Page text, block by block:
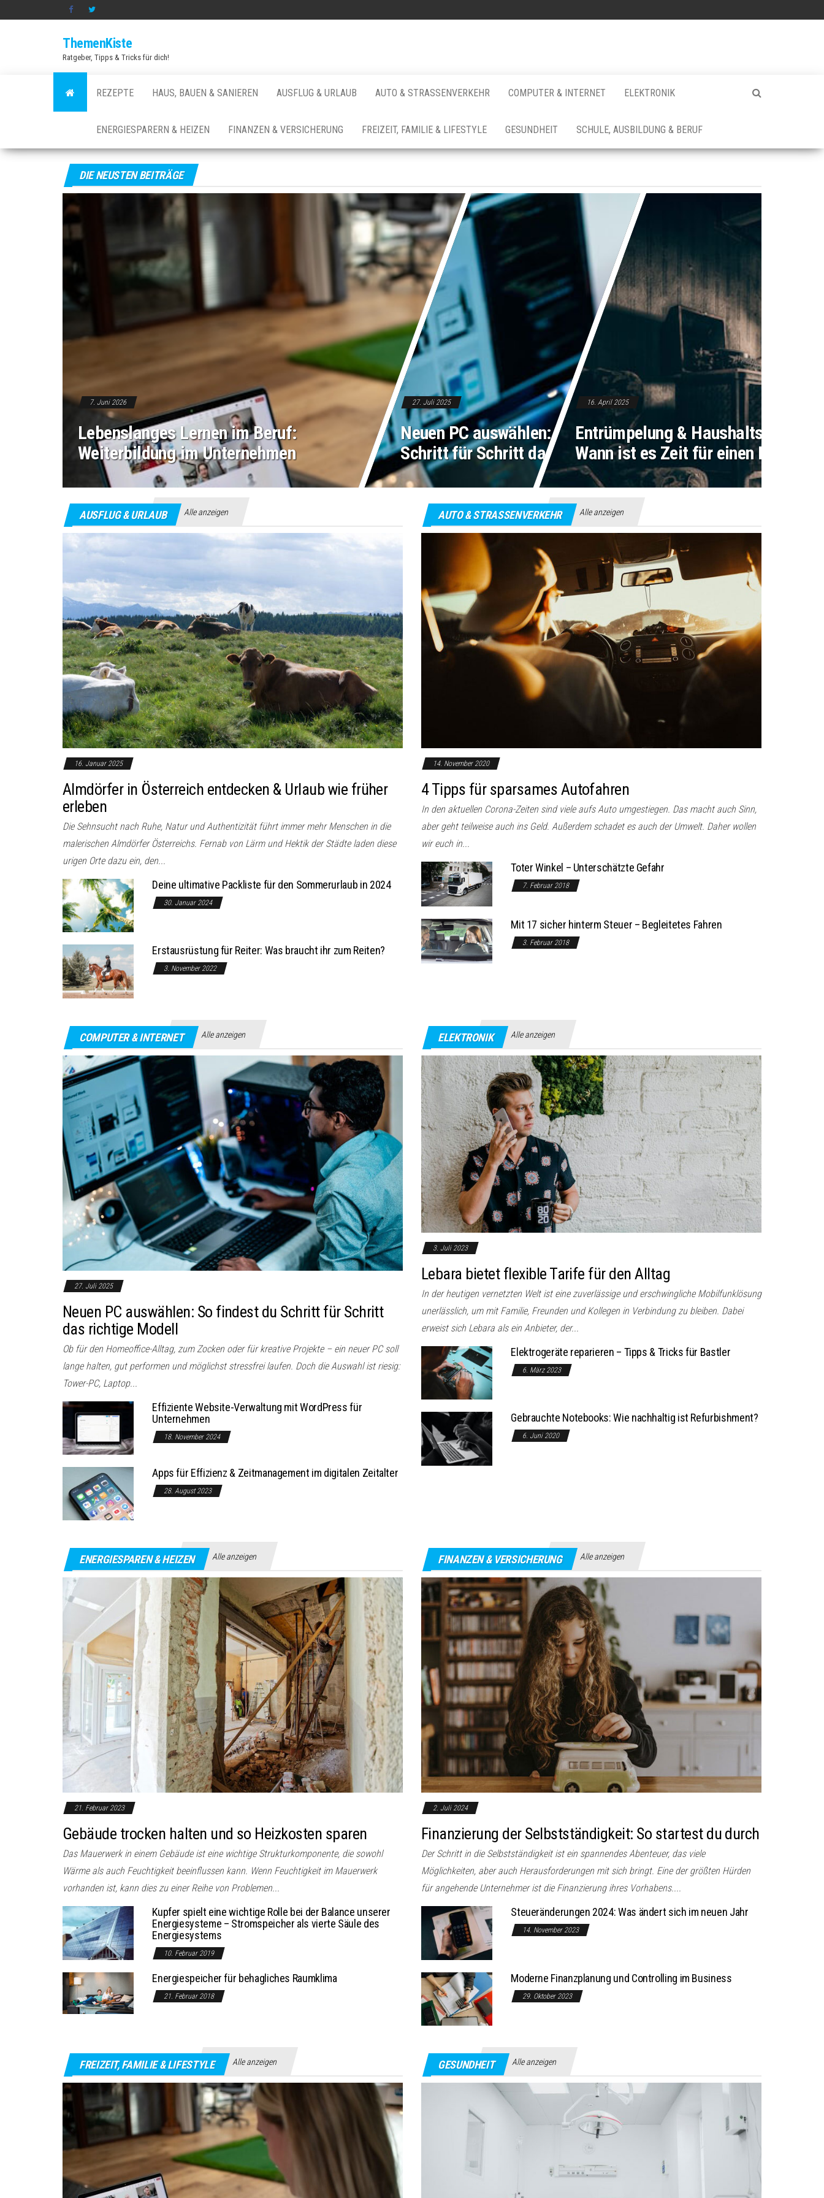
ThemenKiste
Ratgeber, Tipps & Tricks für dich!
REZEPTE HAUS, BAUEN & SANIEREN AUSFLUG & URLAUB AUTO & STRASSENVERKEHR COMPUTER & INTERNET ELEKTRONIK
ENERGIESPARERN & HEIZEN FINANZEN & VERSICHERUNG FREIZEIT, FAMILIE & LIFESTYLE GESUNDHEIT SCHULE, AUSBILDUNG & BERUF
DIE NEUSTEN BEITRÄGE
7. Juni 2026
Lebenslanges Lernen im Beruf:
Weiterbildung im Unternehmen
27. Juli 2025
Neuen PC auswählen: So findest du
Schritt für Schritt das richtige Modell
16. April 2025
Entrümpelung &
Wann ist es Zeit für einen
AUSFLUG & URLAUB Alle anzeigen
16. Januar 2025
Almdörfer in Österreich entdecken & Urlaub wie früher
erleben
Die Sehnsucht nach Ruhe, Natur und Authentizität führt immer mehr Menschen in die
malerischen Almdörfer Österreichs. Fernab von Lärm und Hektik der Städte laden diese
urigen Orte dazu ein, den...
Deine ultimative Packliste für den Sommerurlaub in 2024
30. Januar 2024
Erstausrüstung für Reiter: Was braucht ihr zum Reiten?
3. November 2022
AUTO & STRASSENVERKEHR Alle anzeigen
14. November 2020
4 Tipps für sparsames Autofahren
In den aktuellen Corona-Zeiten sind viele aufs Auto umgestiegen. Das macht auch Sinn,
aber geht teilweise auch ins Geld. Außerdem schadet es auch der Umwelt. Daher wollen
wir euch in...
Toter Winkel – Unterschätzte Gefahr
7. Februar 2018
Mit 17 sicher hinterm Steuer – Begleitetes Fahren
3. Februar 2018
COMPUTER & INTERNET Alle anzeigen
27. Juli 2025
Neuen PC auswählen: So findest du Schritt für Schritt
das richtige Modell
Ob für den Homeoffice-Alltag, zum Zocken oder für kreative Projekte – ein neuer PC soll
lange halten, gut performen und möglichst stressfrei laufen. Doch die Auswahl ist riesig:
Tower-PC, Laptop...
Effiziente Website-Verwaltung mit WordPress für
Unternehmen
18. November 2024
Apps für Effizienz & Zeitmanagement im digitalen Zeitalter
28. August 2023
ELEKTRONIK Alle anzeigen
3. Juli 2023
Lebara bietet flexible Tarife für den Alltag
In der heutigen vernetzten Welt ist eine zuverlässige und erschwingliche Mobilfunklösung
unerlässlich, um mit Familie, Freunden und Kollegen in Verbindung zu bleiben. Dabei
erweist sich Lebara als ein Anbieter, der...
Elektrogeräte reparieren – Tipps & Tricks für Bastler
6. März 2023
Gebrauchte Notebooks: Wie nachhaltig ist Refurbishment?
6. Juni 2020
ENERGIESPAREN & HEIZEN Alle anzeigen
21. Februar 2023
Gebäude trocken halten und so Heizkosten sparen
Das Mauerwerk in einem Gebäude ist eine wichtige Strukturkomponente, die sowohl
Wärme als auch Feuchtigkeit beeinflussen kann. Wenn Feuchtigkeit im Mauerwerk
vorhanden ist, kann dies zu einer Reihe von Problemen...
Kupfer spielt eine wichtige Rolle bei der Balance unserer
Energiesysteme – Stromspeicher als vierte Säule des
Energiesystems
10. Februar 2019
Energiespeicher für behagliches Raumklima
21. Februar 2018
FINANZEN & VERSICHERUNG Alle anzeigen
2. Juli 2024
Finanzierung der Selbstständigkeit: So startest du durch
Der Schritt in die Selbstständigkeit ist ein spannendes Abenteuer, das viele
Möglichkeiten, aber auch Herausforderungen mit sich bringt. Eine der größten Hürden
für angehende Unternehmer ist die Finanzierung ihres Vorhabens....
Steueränderungen 2024: Was ändert sich im neuen Jahr
14. November 2023
Moderne Finanzplanung und Controlling im Business
29. Oktober 2023
FREIZEIT, FAMILIE & LIFESTYLE Alle anzeigen GESUNDHEIT Alle anzeigen